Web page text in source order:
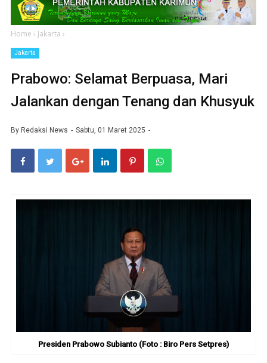
Home › Jakarta ›
Jakarta
Prabowo: Selamat Berpuasa, Mari
Jalankan dengan Tenang dan Khusyuk
By Redaksi News Sabtu, 01 Maret 2025
Presiden Prabowo Subianto (Foto : Biro Pers Setpres)